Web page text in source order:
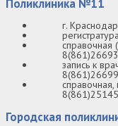
Поликлиника №11
г.
справочная
запись к
Городская